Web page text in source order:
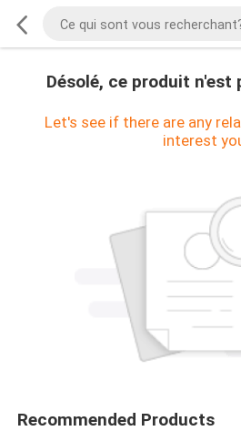
Désolé, ce produit n'est
Let's see if there are any
interest
Recommended Products